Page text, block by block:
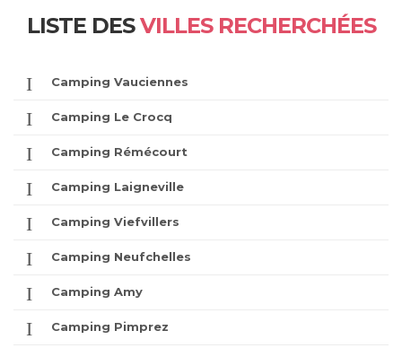
LISTE DESVILLES RECHERCHÉES
Camping Vauciennes
Camping Le Crocq
Camping Rémécourt
Camping Laigneville
Camping Viefvillers
Camping Neufchelles
Camping Amy
Camping Pimprez